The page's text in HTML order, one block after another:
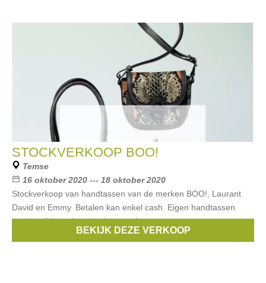
STOCKVERKOOP BOO!
Temse
16 oktober 2020 --- 18 oktober 2020
Stockverkoop van handtassen van de merken BOO!, Laurant
David en Emmy. Betalen kan enkel cash. Eigen handtassen
worden tijdens de sale niet toegelaten.
BOO!,Laurant David ,Emmy
BEKIJK DEZE VERKOOP